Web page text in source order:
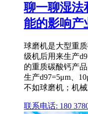
聊一聊湿法
能的影响产
球磨机是大型重
级机后用来生产
的重质碳酸钙产
生产d97=5μm、
不如球磨机；机
联系电话: 180